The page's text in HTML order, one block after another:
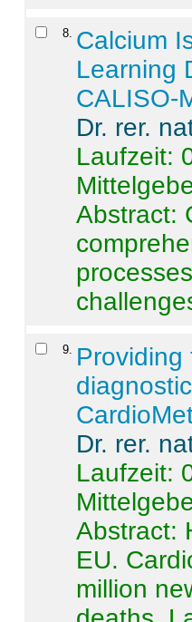
8 Calcium
Learning
CALISO-
Dr. rer.
Laufzeit:
Abstract:
9
Dr. rer.
Laufzeit:
Abstract:
EU.
million